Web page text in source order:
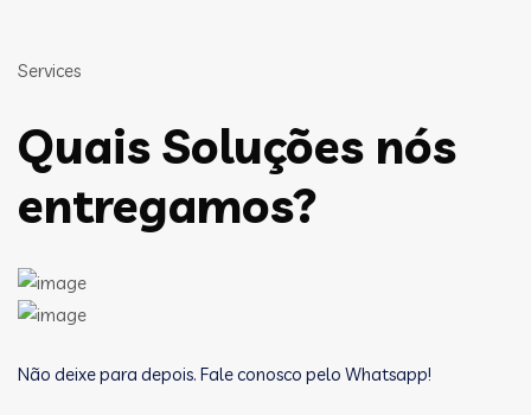
Services
Quais Soluções nós
entregamos?
Não deixe para depois. Fale conosco pelo Whatsapp!